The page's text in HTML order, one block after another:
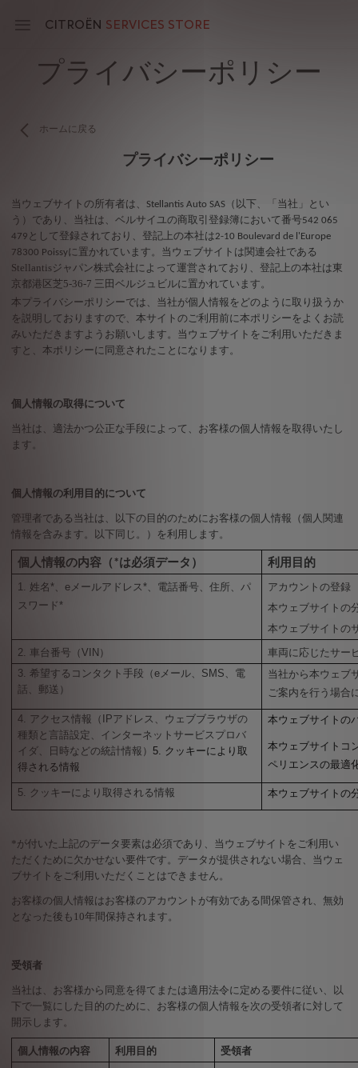
CITROËN SERVICES STORE
Mainプライバシーポリシー
ホームに戻る
プライバシーポリシー
当ウェブサイトの所有者は、 Stellantis Auto SAS （以下、「当社」とい
う）であり、当社は、ベルサイユの商取引登録簿において番号542 065
479 として登録されており、登記上の本社は2-10 Boulevard de l'Europe
78300 Poissyに置かれています。当ウェブサイトは関連会社である
Stellantisジャパン株式会社によって運営されており、登記上の本社は東
京都港区芝5-36-7 三田ベルジュビルに置かれています。
本プライバシーポリシーでは、当社が個人情報をどのように取り扱うか
を説明しておりますので、本サイトのご利用前に本ポリシーをよくお読
みいただきますようお願いします。当ウェブサイトをご利用いただきま
すと、本ポリシーに同意されたことになります。
個人情報の取得について
当社は、適法かつ公正な手段によって、お客様の個人情報を取得いたし
ます。
個人情報の利用目的について
管理者である当社は、以下の目的のためにお客様の個人情報（個人関連
情報を含みます。以下同じ。）を利用します。
個人情報の内容（ *は必須データ） 利用目的
1. 姓名 * 、 eメールアドレス*、電話番号、住所、パ
スワード *
アカウントの登録
本ウェブサイトの
本ウェブサイトの
2. 車台番号（VIN ）
車両に応じたサー
3. 希望するコンタクト手段（eメール、 SMS 、電
話、郵送）
当社から本ウェブ
ご案内を行う場合
4. アクセス情報（ IPアドレス、ウェブブラウザの
種類と言語設定、インターネットサービスプロバ
イダ、日時などの統計情報） 5. クッキーにより取
得される情報
本ウェブサイトの
本ウェブサイトコ
ペリエンスの最適
5. クッキーにより取得される情報 本ウェブサイトの
*が付いた上記のデータ要素は必須であり、当ウェブサイトをご利用い
ただくために欠かせない要件です。データが提供されない場合、当ウェ
ブサイトをご利用いただくことはできません。
お客様の個人情報はお客様のアカウントが有効である間保管され、無効
となった後も 10年間保持されます。
受領者
当社は、お客様から同意を得てまたは適用法令に定める要件に従い、以
下で一覧にした目的のために、お客様の個人情報を次の受領者に対して
開示します。
個人情報の内容 利用目的
受領者